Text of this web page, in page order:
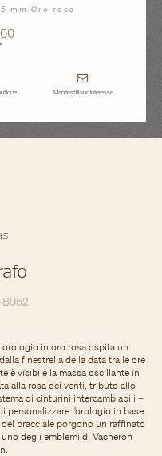
mm Oro rosa
Manifesti il suo interesse
orologio in oro rosa ospita un
finestrella della data tra le ore
è visibile la massa oscillante in
alla rosa dei venti, tributo allo
di cinturini intercambiabili –
personalizzare l’orologio in base
bracciale porgono un raffinato
degli emblemi di Vacheron